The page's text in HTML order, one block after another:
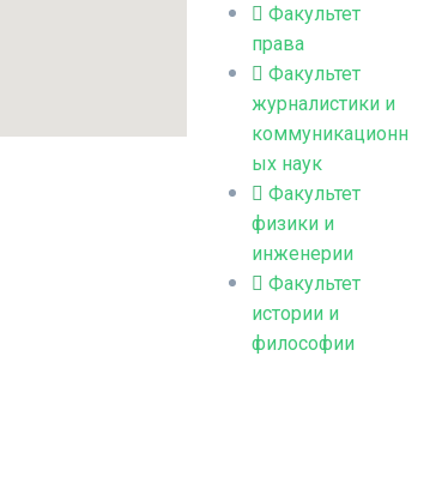
Факультет
права
Факультет
журналистики и
коммуникационн
ых наук
Факультет
физики и
инженерии
Факультет
истории и
философии